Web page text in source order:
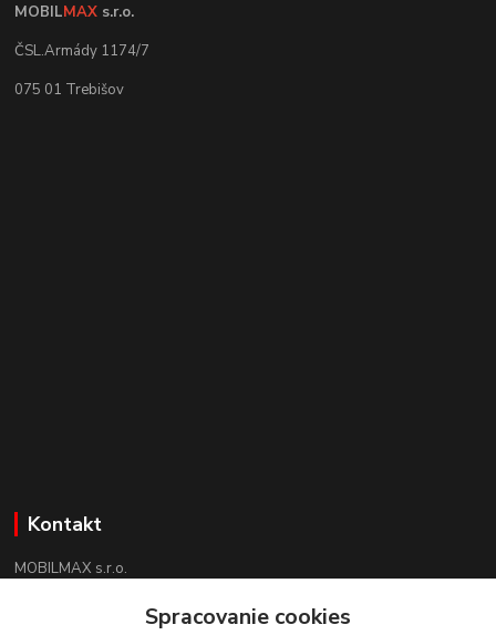
MOBILMAX s.r.o.
ČSL.Armády 1174/7
075 01 Trebišov
Kontakt
MOBILMAX s.r.o.
(Po-Pia 8:30 -17:30, So 09:00 - 12:30)Spracovanie cookies